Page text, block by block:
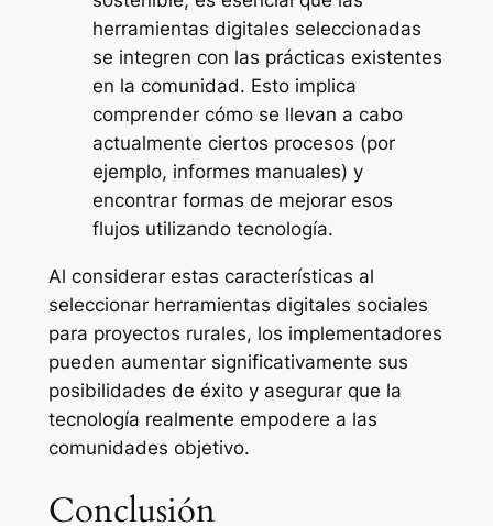
herramientas digitales seleccionadas
se integren con las prácticas existentes
en la comunidad. Esto implica
comprender cómo se llevan a cabo
actualmente ciertos procesos (por
ejemplo, informes manuales) y
encontrar formas de mejorar esos
flujos utilizando tecnología.
Al considerar estas características al
seleccionar herramientas digitales sociales
para proyectos rurales, los implementadores
pueden aumentar significativamente sus
posibilidades de éxito y asegurar que la
tecnología realmente empodere a las
comunidades objetivo.
Conclusión